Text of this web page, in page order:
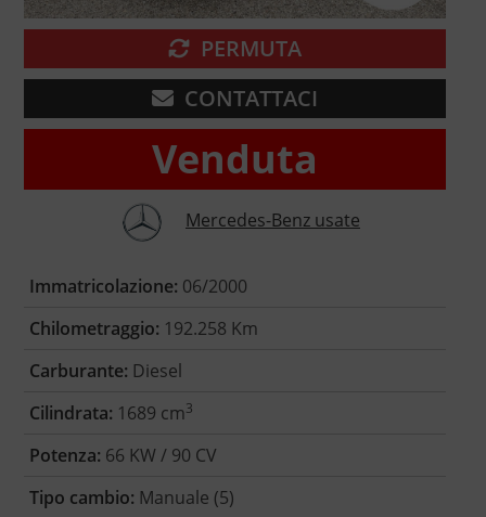
PERMUTA
CONTATTACI
Venduta
Mercedes-Benz usate
Immatricolazione: 06/2000
Chilometraggio: 192.258 Km
Carburante: Diesel
Cilindrata: 1689 cm3
Potenza: 66 KW / 90 CV
Tipo cambio: Manuale (5)